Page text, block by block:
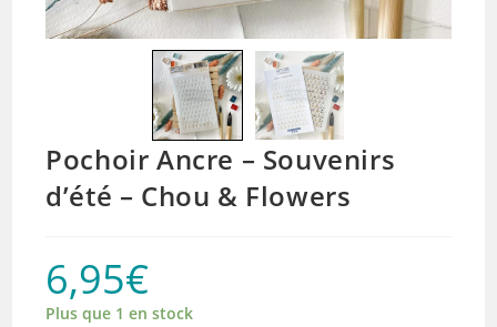
Pochoir Ancre – Souvenirs
d’été – Chou & Flowers
6,95€
Plus que 1 en stock